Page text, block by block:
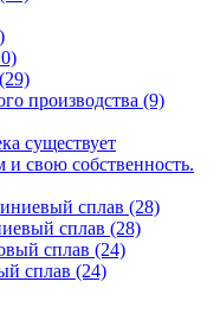
производства (9)
существует
и свою собственность.
сплав (28)
сплав (24)